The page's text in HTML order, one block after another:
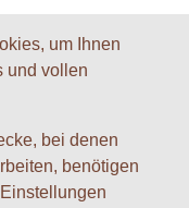
um Ihnen
und vollen
bei denen
benötigen